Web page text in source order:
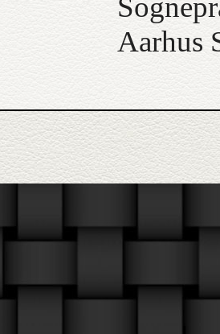
Aarhus